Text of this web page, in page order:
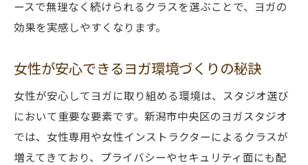
ースで無理なく続けられるクラスを選ぶことで、ヨガの
効果を実感しやすくなります。
女性が安心できるヨガ環境づくりの秘訣
女性が安心してヨガに取り組める環境は、スタジオ選び
において重要な要素です。新潟市中央区のヨガスタジオ
では、女性専用や女性インストラクターによるクラスが
増えてきており、プライバシーやセキュリティ面にも配